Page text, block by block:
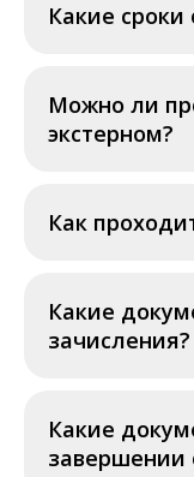
Какие сроки
Можно ли
экстерном?
Как
Какие
зачисления?
Какие
завершении